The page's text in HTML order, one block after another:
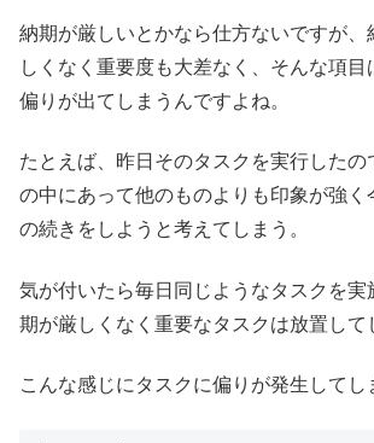
納期が厳しいとかなら仕方ないですが、
しくなく重要度も大差なく、そんな項目
偏りが出てしまうんですよね。
たとえば、昨日そのタスクを実行したの
の中にあって他のものよりも印象が強く
の続きをしようと考えてしまう。
気が付いたら毎日同じようなタスクを実
期が厳しくなく重要なタスクは放置して
こんな感じにタスクに偏りが発生してし